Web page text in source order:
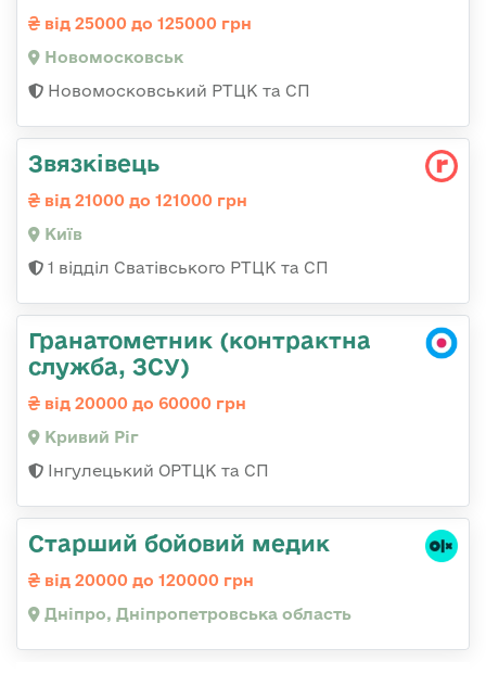
від 25000 до 125000 грн
Новомосковськ
Новомосковський РТЦК та СП
Звязківець
від 21000 до 121000 грн
Київ
1 відділ Сватівського РТЦК та СП
Гранатометник (контрактна
служба, ЗСУ)
від 20000 до 60000 грн
Кривий Ріг
Інгулецький ОРТЦК та СП
Старший бойовий медик
від 20000 до 120000 грн
Дніпро, Дніпропетровська область